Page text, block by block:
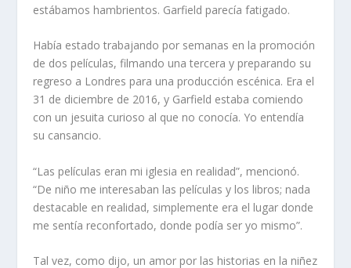
estábamos hambrientos. Garfield parecía fatigado.
Había estado trabajando por semanas en la promoción
de dos películas, filmando una tercera y preparando su
regreso a Londres para una producción escénica. Era el
31 de diciembre de 2016, y Garfield estaba comiendo
con un jesuita curioso al que no conocía. Yo entendía
su cansancio.
“Las películas eran mi iglesia en realidad”, mencionó.
“De niño me interesaban las películas y los libros; nada
destacable en realidad, simplemente era el lugar donde
me sentía reconfortado, donde podía ser yo mismo”.
Tal vez, como dijo, un amor por las historias en la niñez